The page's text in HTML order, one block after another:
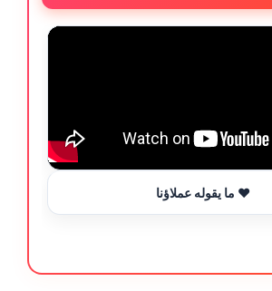
ما يقوله عملاؤنا ❤️